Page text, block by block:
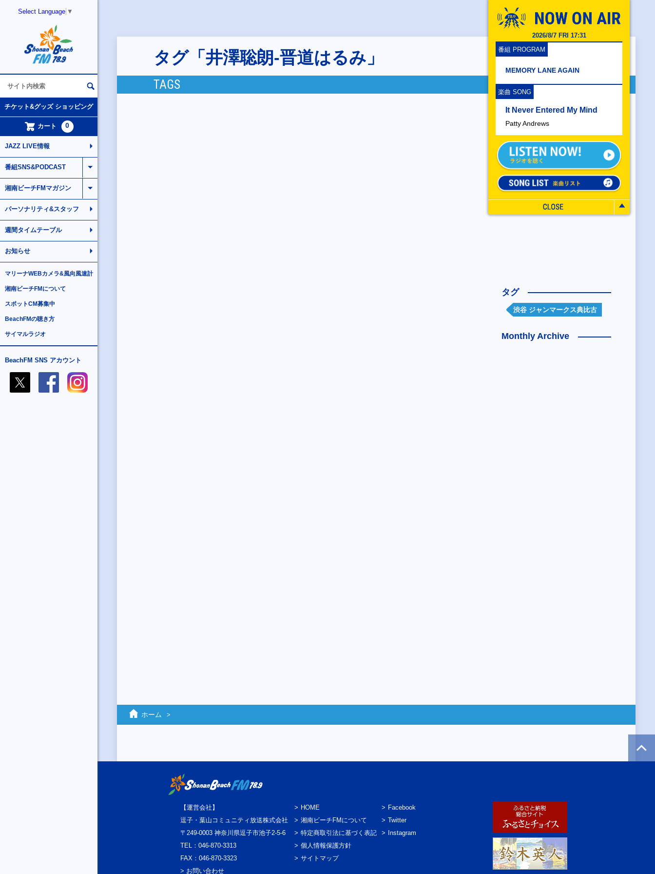
Select Language ▼
2026/8/7 FRI 17:31
番組 PROGRAM
MEMORY LANE AGAIN
楽曲 SONG
It Never Entered My Mind
Patty Andrews
チケット&グッズ ショッピング
カート 0
JAZZ LIVE情報
番組SNS&PODCAST
湘南ビーチFMマガジン
パーソナリティ&スタッフ
週間タイムテーブル
お知らせ
マリーナWEBカメラ&風向風速計
湘南ビーチFMについて
スポットCM募集中
BeachFMの聴き方
サイマルラジオ
BeachFM SNS アカウント
タグ「井澤聡朗-晋道はるみ」
TAGS
タグ
渋谷 ジャンマークス典比古
Monthly Archive
ホーム
【運営会社】
逗子・葉山コミュニティ放送株式会社
〒249-0003 神奈川県逗子市池子2-5-6
TEL：046-870-3313
FAX：046-870-3323
> お問い合わせ
HOME
湘南ビーチFMについて
特定商取引法に基づく表記
個人情報保護方針
サイトマップ
Facebook
Twitter
Instagram